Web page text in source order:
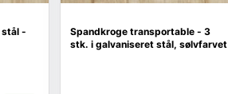
stål -
Spandkroge transportable - 3
stk. i galvaniseret stål, sølvfarvet